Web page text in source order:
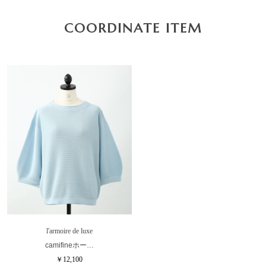
COORDINATE ITEM
l'armoire de luxe
camifineホー…
￥12,100